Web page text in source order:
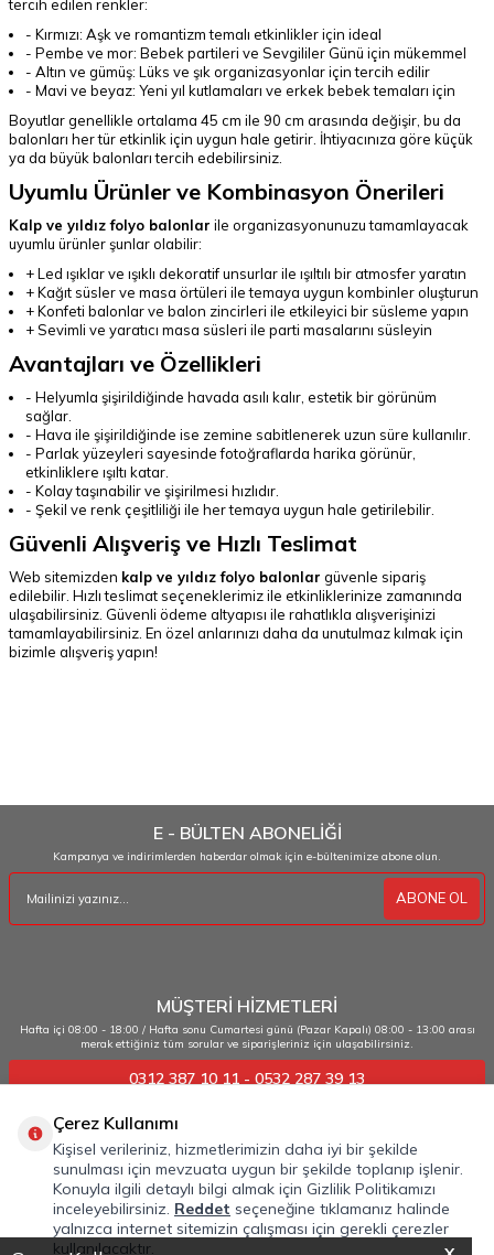
tercih edilen renkler:
- Kırmızı: Aşk ve romantizm temalı etkinlikler için ideal
- Pembe ve mor: Bebek partileri ve Sevgililer Günü için mükemmel
- Altın ve gümüş: Lüks ve şık organizasyonlar için tercih edilir
- Mavi ve beyaz: Yeni yıl kutlamaları ve erkek bebek temaları için
Boyutlar genellikle ortalama 45 cm ile 90 cm arasında değişir, bu da
balonları her tür etkinlik için uygun hale getirir. İhtiyacınıza göre küçük
ya da büyük balonları tercih edebilirsiniz.
Uyumlu Ürünler ve Kombinasyon Önerileri
Kalp ve yıldız folyo balonlar ile organizasyonunuzu tamamlayacak
uyumlu ürünler şunlar olabilir:
+ Led ışıklar ve ışıklı dekoratif unsurlar ile ışıltılı bir atmosfer yaratın
+ Kağıt süsler ve masa örtüleri ile temaya uygun kombinler oluşturun
+ Konfeti balonlar ve balon zincirleri ile etkileyici bir süsleme yapın
+ Sevimli ve yaratıcı masa süsleri ile parti masalarını süsleyin
Avantajları ve Özellikleri
- Helyumla şişirildiğinde havada asılı kalır, estetik bir görünüm
sağlar.
- Hava ile şişirildiğinde ise zemine sabitlenerek uzun süre kullanılır.
- Parlak yüzeyleri sayesinde fotoğraflarda harika görünür,
etkinliklere ışıltı katar.
- Kolay taşınabilir ve şişirilmesi hızlıdır.
- Şekil ve renk çeşitliliği ile her temaya uygun hale getirilebilir.
Güvenli Alışveriş ve Hızlı Teslimat
Web sitemizden kalp ve yıldız folyo balonlar güvenle sipariş
edilebilir. Hızlı teslimat seçeneklerimiz ile etkinliklerinize zamanında
ulaşabilirsiniz. Güvenli ödeme altyapısı ile rahatlıkla alışverişinizi
tamamlayabilirsiniz. En özel anlarınızı daha da unutulmaz kılmak için
bizimle alışveriş yapın!
E - BÜLTEN ABONELİĞİ
Kampanya ve indirimlerden haberdar olmak için e-bültenimize abone olun.
ABONE OL
MÜŞTERİ HİZMETLERİ
Hafta içi 08:00 - 18:00 / Hafta sonu Cumartesi günü (Pazar Kapalı) 08:00 - 13:00 arası
merak ettiğiniz tüm sorular ve siparişleriniz için ulaşabilirsiniz.
0312 387 10 11 - 0532 287 39 13
ÖNEMLİ BİLGİLER
HIZLI ERİŞİM
KATEGORİLER
Çerez Kullanımı
Kişisel verileriniz, hizmetlerimizin daha iyi bir şekilde
sunulması için mevzuata uygun bir şekilde toplanıp işlenir.
Konuyla ilgili detaylı bilgi almak için Gizlilik Politikamızı
inceleyebilirsiniz. Reddet seçeneğine tıklamanız halinde
yalnızca internet sitemizin çalışması için gerekli çerezler
kullanılacaktır.